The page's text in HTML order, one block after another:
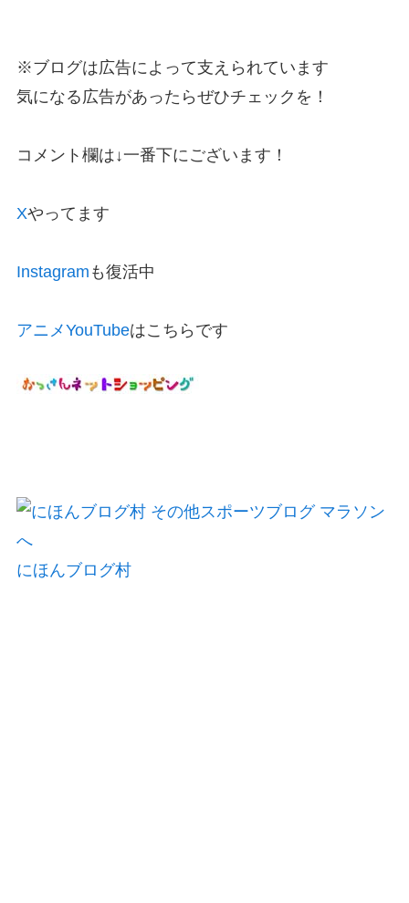
※ブログは広告によって支えられています
気になる広告があったらぜひチェックを！
コメント欄は↓一番下にございます！
Xやってます
Instagram も復活中
アニメYouTubeはこちらです
にほんブログ村